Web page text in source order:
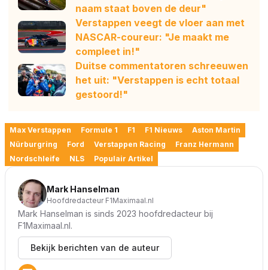
naam staat boven de deur"
Verstappen veegt de vloer aan met
NASCAR-coureur: "Je maakt me
compleet in!"
Duitse commentatoren schreeuwen
het uit: "Verstappen is echt totaal
gestoord!"
Max Verstappen Formule 1 F1 F1 Nieuws
Aston Martin
Nürburgring
Ford Verstappen Racing
Franz Hermann
Nordschleife
NLS Populair Artikel
Mark Hanselman
Hoofdredacteur F1Maximaal.nl
Mark Hanselman is sinds 2023 hoofdredacteur bij
F1Maximaal.nl.
Bekijk berichten van de auteur